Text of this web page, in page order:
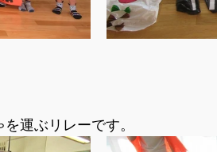
運ぶリレーです。